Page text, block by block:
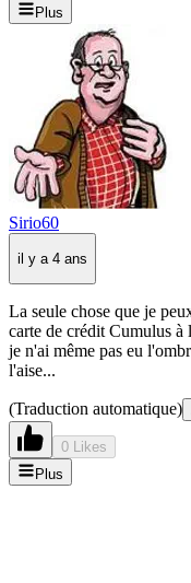
Plus
Sirio60
il y a 4 ans
La seule chose que je
carte de crédit Cumulus
je n'ai même pas eu
l'aise...
(Traduction automatique)
0 Likes
Plus